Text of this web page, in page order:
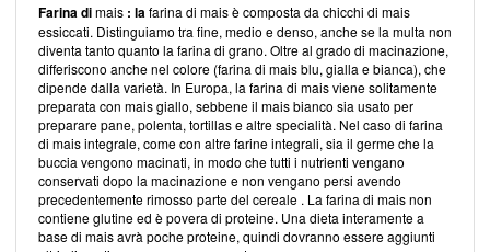
Farina dimais : lafarina di mais è composta da chicchi di mais
essiccati. Distinguiamo tra fine, medio e denso, anche se la multa non
diventa tanto quanto la farina di grano. Oltre al grado di macinazione,
differiscono anche nel colore (farina di mais blu, gialla e bianca), che
dipende dalla varietà. In Europa, la farina di mais viene solitamente
preparata con mais giallo, sebbene il mais bianco sia usato per
preparare pane, polenta, tortillas e altre specialità. Nel caso di farina
di mais integrale, come con altre farine integrali, sia il germe che la
buccia vengono macinati, in modo che tutti i nutrienti vengano
conservati dopo la macinazione e non vengano persi avendo
precedentemente rimosso parte del cereale . La farina di mais non
contiene glutine ed è povera di proteine. Una dieta interamente a
base di mais avrà poche proteine, quindi dovranno essere aggiunti